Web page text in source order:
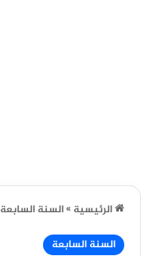
الرئيسية»السنة السابعة
السنة السابعة